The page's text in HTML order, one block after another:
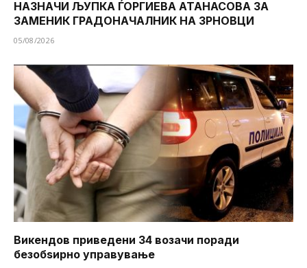
НАЗНАЧИ ЉУПКА ЃОРГИЕВА АТАНАСОВА ЗА
ЗАМЕНИК ГРАДОНАЧАЛНИК НА ЗРНОВЦИ
05/08/2026
Викендов приведени 34 возачи поради
безобѕирно управување